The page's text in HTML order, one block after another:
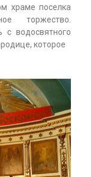
храме поселка
торжество.
с водосвятного
которое